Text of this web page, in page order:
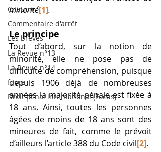
Citation
Commentaire d'arrêt
Les brèves
La Revue n°13
La Revue n°14
focus
Droit pénal international (Focus)
minorité[1].
Le principe
Tout d’abord, sur la notion de
minorité, elle ne pose pas de
difficulté de compréhension, puisque
depuis 1906 déjà de nombreuses
années la majorité pénale est fixée à
18 ans. Ainsi, toutes les personnes
âgées de moins de 18 ans sont des
mineures de fait, comme le prévoit
d’ailleurs l’article 388 du Code civil[2].